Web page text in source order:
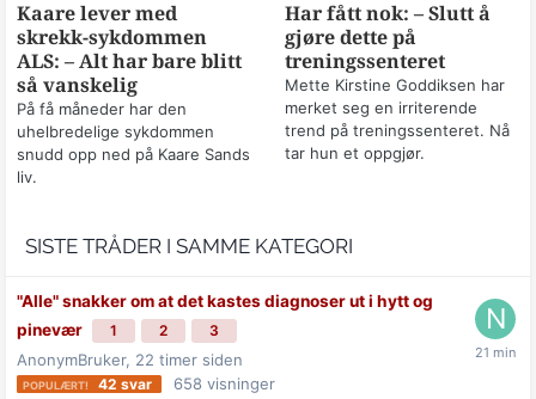
Kaare lever med
skrekk-sykdommen
ALS: – Alt har bare blitt
så vanskelig
På få måneder har den
uhelbredelige sykdommen
snudd opp ned på Kaare Sands
liv.
Har fått nok: – Slutt å
gjøre dette på
treningssenteret
Mette Kirstine Goddiksen har
merket seg en irriterende
trend på treningssenteret. Nå
tar hun et oppgjør.
SISTE TRÅDER I SAMME KATEGORI
"Alle" snakker om at det kastes diagnoser ut i hytt og
pinevær
1 2 3
AnonymBruker, 22 timer siden
42 svar 658 visninger